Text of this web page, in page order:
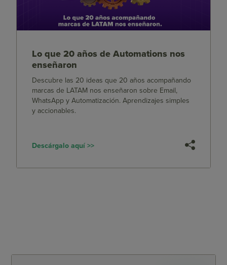
Lo que 20 años de Automations nos
enseñaron
Descubre las 20 ideas que 20 años acompañando
marcas de LATAM nos enseñaron sobre Email,
WhatsApp y Automatización. Aprendizajes simples
y accionables.
Descárgalo aquí >>